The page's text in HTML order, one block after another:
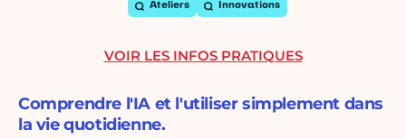
Ateliers Innovations
Comprendre l'IA et l'utiliser simplement dans
la vie quotidienne.
VOIR LES INFOS PRATIQUES